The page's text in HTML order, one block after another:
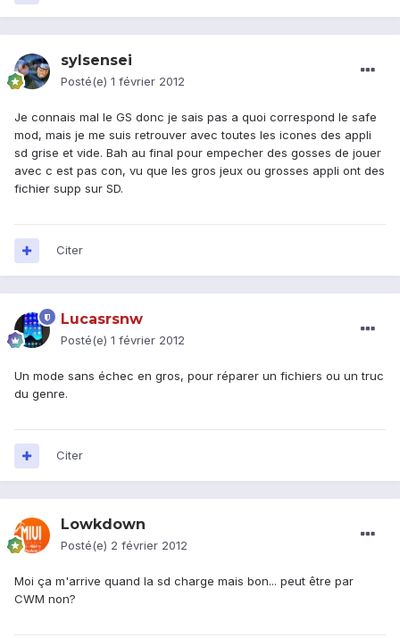
sylsensei
Posté(e) 1 février 2012
Je connais mal le GS donc je sais pas a quoi correspond le safe
mod, mais je me suis retrouver avec toutes les icones des appli
sd grise et vide. Bah au final pour empecher des gosses de jouer
avec c est pas con, vu que les gros jeux ou grosses appli ont des
fichier supp sur SD.
Citer
Lucasrsnw
Posté(e) 1 février 2012
Un mode sans échec en gros, pour réparer un fichiers ou un truc
du genre.
Citer
Lowkdown
Posté(e) 2 février 2012
Moi ça m'arrive quand la sd charge mais bon... peut être par
CWM non?